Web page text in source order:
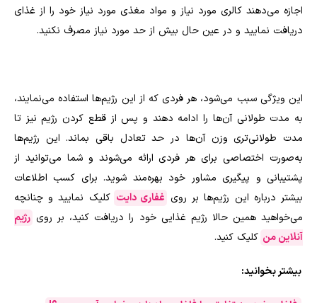
اجازه می‌دهند کالری مورد نیاز و مواد مغذی مورد نیاز خود را از غذای
دریافت نمایید و در عین حال بیش از حد مورد نیاز مصرف نکنید.
این ویژگی سبب می‌شود، هر فردی که از این رژیم‌ها استفاده می‌نمایند،
به مدت طولانی آن‌ها را ادامه دهند و پس از قطع کردن رژیم نیز تا
مدت طولانی‌تری وزن آن‌ها در حد تعادل باقی بماند. این رژیم‌ها
به‌صورت اختصاصی برای هر فردی ارائه می‌شوند و شما می‌توانید از
پشتیبانی و پیگیری مشاور خود بهره‌مند شوید. برای کسب اطلاعات
بیشتر درباره این رژیم‌ها بر روی غفاری دایت کلیک نمایید و چنانچه
می‌خواهید همین حالا رژیم غذایی خود را دریافت کنید، بر روی رژیم
آنلاین من کلیک کنید.
بیشتر بخوانید: